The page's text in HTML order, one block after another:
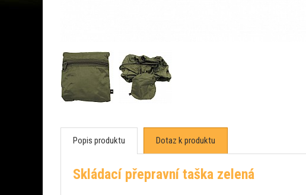
Popis produktu Dotaz k produktu
Skládací přepravní taška zelená